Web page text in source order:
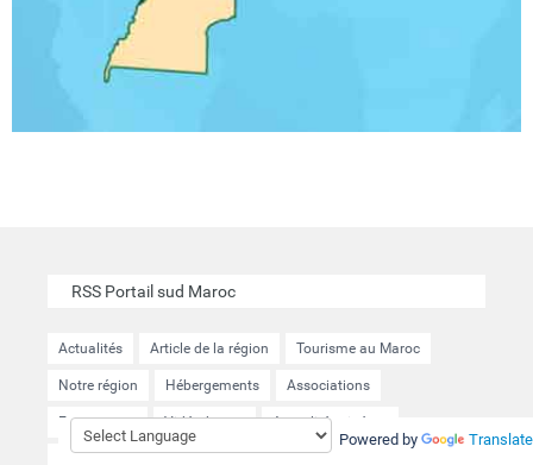
Powered by Translate
RSS Portail sud Maroc
Actualités Article de la région Tourisme au Maroc
Notre région Hébergements Associations
Evenements Vidéotheque Actualités cinéma